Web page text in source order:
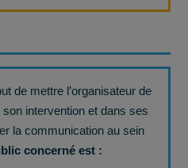
de mettre l’organisateur de
son intervention et dans ses
la communication au sein
concerné est :